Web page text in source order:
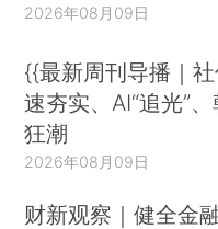
2026年08月09日
{{最新周刊导播｜
速夯实、AI“追光”
狂潮
2026年08月09日
财新观察｜健全金